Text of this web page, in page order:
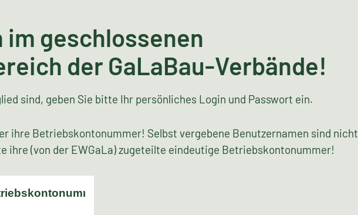
im geschlossenen
der GaLaBau-Verbände!
sind, geben Sie bitte Ihr persönliches Login und Passwort ein.
ihre Betriebskontonummer! Selbst vergebene Benutzernamen sind nicht
ihre (von der EWGaLa) zugeteilte eindeutige Betriebskontonummer!